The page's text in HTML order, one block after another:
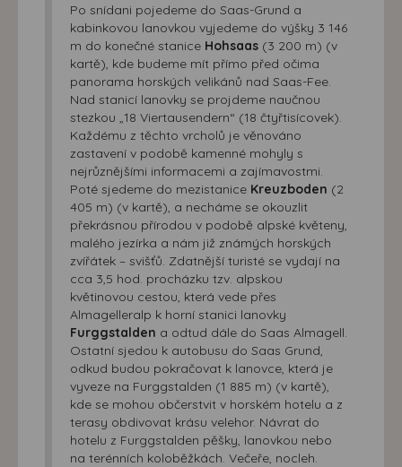
Po snídani pojedeme do Saas-Grund a
kabinkovou lanovkou vyjedeme do výšky 3 146
m do konečné stanice Hohsaas (3 200 m) (v
kartě), kde budeme mít přímo před očima
panorama horských velikánů nad Saas-Fee.
Nad stanicí lanovky se projdeme naučnou
stezkou „18 Viertausendern“ (18 čtyřtisícovek).
Každému z těchto vrcholů je věnováno
zastavení v podobě kamenné mohyly s
nejrůznějšími informacemi a zajímavostmi.
Poté sjedeme do mezistanice Kreuzboden (2
405 m) (v kartě), a necháme se okouzlit
překrásnou přírodou v podobě alpské květeny,
malého jezírka a nám již známých horských
zvířátek – svišťů. Zdatnější turisté se vydají na
cca 3,5 hod. procházku tzv. alpskou
květinovou cestou, která vede přes
Almagelleralp k horní stanici lanovky
Furggstalden a odtud dále do Saas Almagell.
Ostatní sjedou k autobusu do Saas Grund,
odkud budou pokračovat k lanovce, která je
vyveze na Furggstalden (1 885 m) (v kartě),
kde se mohou občerstvit v horském hotelu a z
terasy obdivovat krásu velehor. Návrat do
hotelu z Furggstalden pěšky, lanovkou nebo
na terénních koloběžkách. Večeře, nocleh.